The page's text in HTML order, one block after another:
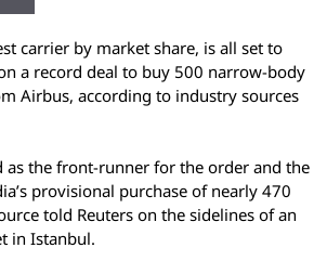
carrier by market share, is all set to
a record deal to buy 500 narrow-body
Airbus, according to industry sources
as the front-runner for the order and the
provisional purchase of nearly 470
told Reuters on the sidelines of an
in Istanbul.